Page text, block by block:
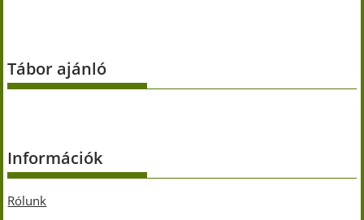
Tábor ajánló
Információk
Rólunk